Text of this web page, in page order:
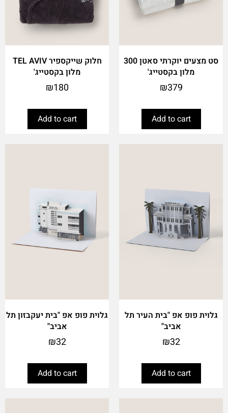
סט מצעים יוקרתי סאטן 300
מלון בקסטייג'
₪379
Add to cart
חלוק שייקספיר TEL AVIV
מלון בקסטייג'
₪180
Add to cart
גלוית פופ אפ "בית העיר תל
אביב"
₪32
Add to cart
גלוית פופ אפ "בית יעקבזון תל
אביב"
₪32
Add to cart